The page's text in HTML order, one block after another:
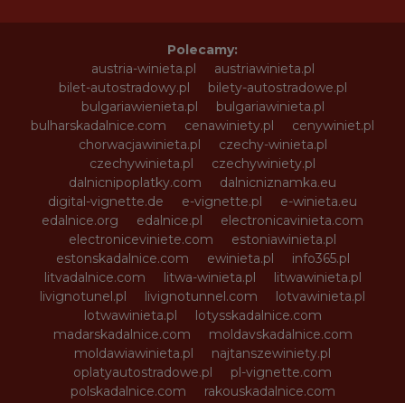
Polecamy:
austria-winieta.pl
austriawinieta.pl
bilet-autostradowy.pl
bilety-autostradowe.pl
bulgariawienieta.pl
bulgariawinieta.pl
bulharskadalnice.com
cenawiniety.pl
cenywiniet.pl
chorwacjawinieta.pl
czechy-winieta.pl
czechywinieta.pl
czechywiniety.pl
dalnicnipoplatky.com
dalnicniznamka.eu
digital-vignette.de
e-vignette.pl
e-winieta.eu
edalnice.org
edalnice.pl
electronicavinieta.com
electroniceviniete.com
estoniawinieta.pl
estonskadalnice.com
ewinieta.pl
info365.pl
litvadalnice.com
litwa-winieta.pl
litwawinieta.pl
livignotunel.pl
livignotunnel.com
lotvawinieta.pl
lotwawinieta.pl
lotysskadalnice.com
madarskadalnice.com
moldavskadalnice.com
moldawiawinieta.pl
najtanszewiniety.pl
oplatyautostradowe.pl
pl-vignette.com
polskadalnice.com
rakouskadalnice.com